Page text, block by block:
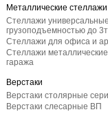
Металлические стеллажи
Стеллажи
грузоподъемностью до
Стеллажи для офиса и
Стеллажи
гаража
Верстаки
Верстаки столярные
Верстаки слесарные ВП